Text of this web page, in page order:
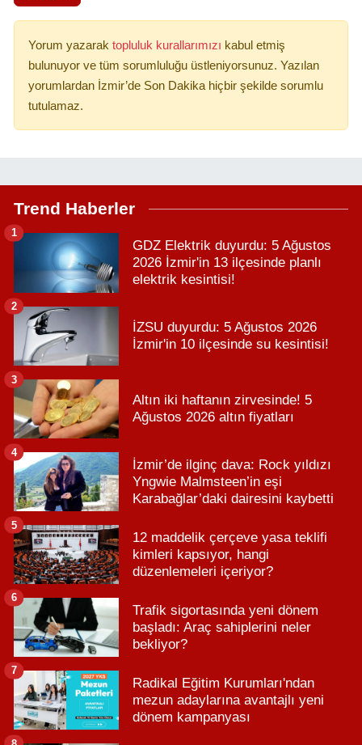
Yorum yazarak topluluk kurallarımızı kabul etmiş
bulunuyor ve tüm sorumluluğu üstleniyorsunuz. Yazılan
yorumlardan İzmir’de Son Dakika hiçbir şekilde sorumlu
tutulamaz.
Trend Haberler
GDZ Elektrik duyurdu: 5 Ağustos
2026 İzmir'in 13 ilçesinde planlı
elektrik kesintisi!
1
İZSU duyurdu: 5 Ağustos 2026
İzmir'in 10 ilçesinde su kesintisi!
2
Altın iki haftanın zirvesinde! 5
Ağustos 2026 altın fiyatları
3
İzmir’de ilginç dava: Rock yıldızı
Yngwie Malmsteen’in eşi
Karabağlar’daki dairesini kaybetti
4
12 maddelik çerçeve yasa teklifi
kimleri kapsıyor, hangi
düzenlemeleri içeriyor?
5
Trafik sigortasında yeni dönem
başladı: Araç sahiplerini neler
bekliyor?
6
Radikal Eğitim Kurumları'ndan
mezun adaylarına avantajlı yeni
dönem kampanyası
7